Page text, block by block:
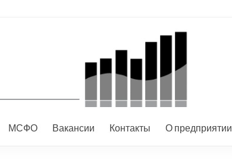
МСФО Вакансии Контакты О предприятии